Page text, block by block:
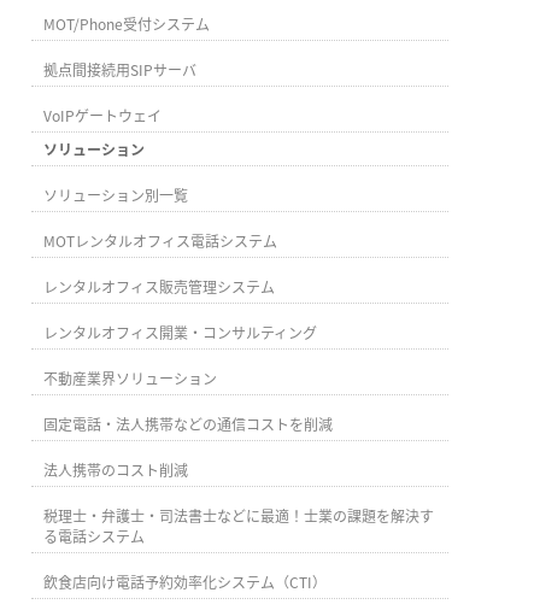
MOT/Phone受付システム
拠点間接続用SIPサーバ
VoIPゲートウェイ
ソリューション
ソリューション別一覧
MOTレンタルオフィス電話システム
レンタルオフィス販売管理システム
レンタルオフィス開業・コンサルティング
不動産業界ソリューション
固定電話・法人携帯などの通信コストを削減
法人携帯のコスト削減
税理士・弁護士・司法書士などに最適！士業の課題を解決す
る電話システム
飲食店向け電話予約効率化システム（CTI）